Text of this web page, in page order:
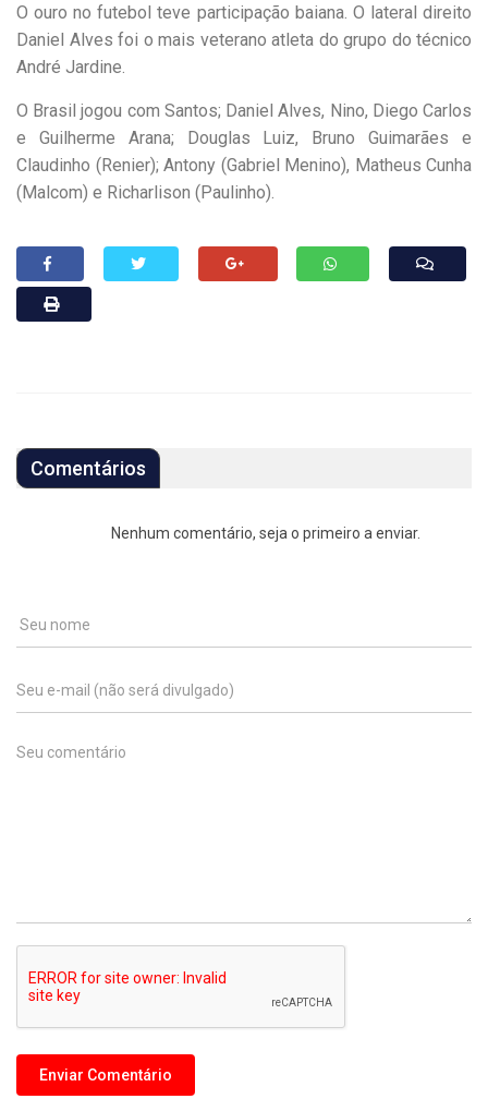
O ouro no futebol teve participação baiana. O lateral direito
Daniel Alves foi o mais veterano atleta do grupo do técnico
André Jardine.
O Brasil jogou com Santos; Daniel Alves, Nino, Diego Carlos
e Guilherme Arana; Douglas Luiz, Bruno Guimarães e
Claudinho (Renier); Antony (Gabriel Menino), Matheus Cunha
(Malcom) e Richarlison (Paulinho).
Comentários
Nenhum comentário, seja o primeiro a enviar.